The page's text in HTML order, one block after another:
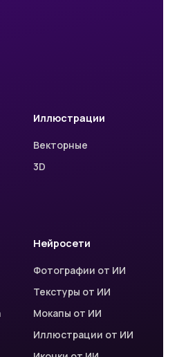
Иллюстрации
Векторные
3D
Нейросети
Фотографии от ИИ
Текстуры от ИИ
Мокапы от ИИ
Иллюстрации от ИИ